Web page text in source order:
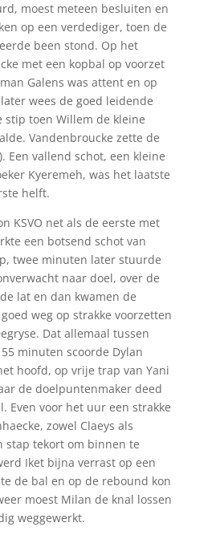
moest meteen besluiten en
op een verdediger, toen de
been stond. Op het
met een kopbal op voorzet
Galens was attent en op
wees de goed leidende
stip toen Willem de kleine
Vandenbroucke zette de
Een vallend schot, een kleine
Kyeremeh, was het laatste
helft.
KSVO net als de eerste met
een botsend schot van
twee minuten later stuurde
naar doel, over de
lat en dan kwamen de
weg op strakke voorzetten
Dat allemaal tussen
minuten scoorde Dylan
hoofd, op vrije trap van Yani
de doelpuntenmaker deed
Even voor het uur een strakke
zowel Claeys als
stap tekort om binnen te
Iket bijna verrast op een
de bal en op de rebound kon
moest Milan de knal lossen
weggewerkt.